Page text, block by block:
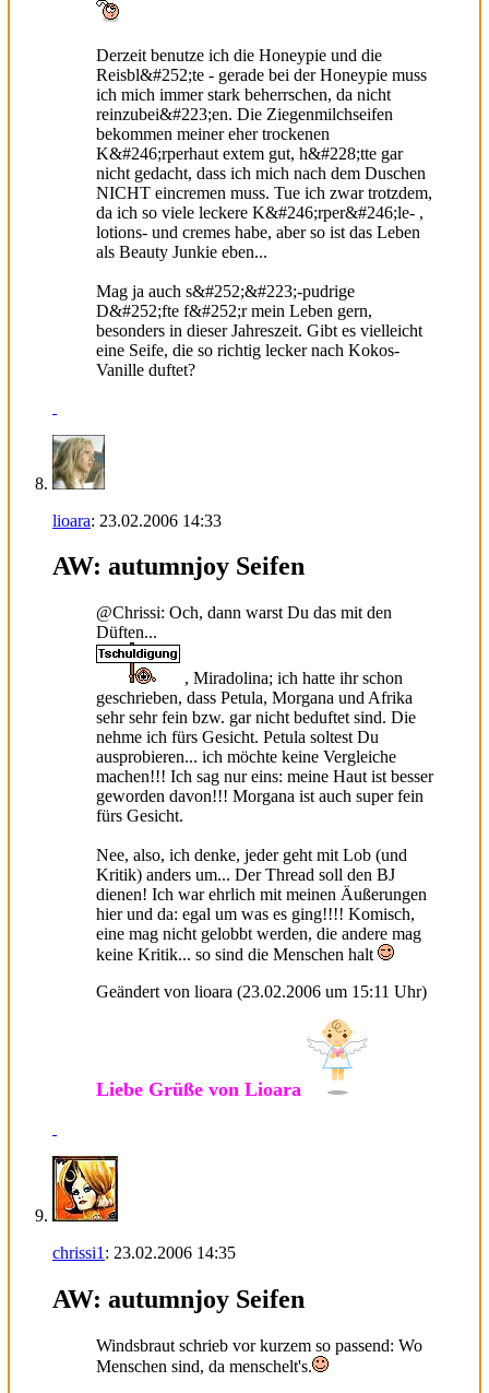
Derzeit benutze ich die Honeypie und die
Reisbl&#252;te - gerade bei der Honeypie muss
ich mich immer stark beherrschen, da nicht
reinzubei&#223;en. Die Ziegenmilchseifen
bekommen meiner eher trockenen
K&#246;rperhaut extem gut, h&#228;tte gar
nicht gedacht, dass ich mich nach dem Duschen
NICHT eincremen muss. Tue ich zwar trotzdem,
da ich so viele leckere K&#246;rper&#246;le- ,
lotions- und cremes habe, aber so ist das Leben
als Beauty Junkie eben...
Mag ja auch s&#252;&#223;-pudrige
D&#252;fte f&#252;r mein Leben gern,
besonders in dieser Jahreszeit. Gibt es vielleicht
eine Seife, die so richtig lecker nach Kokos-
Vanille duftet?
lioara: 23.02.2006 14:33
AW: autumnjoy Seifen
@Chrissi: Och, dann warst Du das mit den
Düften...
, Miradolina; ich hatte ihr schon
geschrieben, dass Petula, Morgana und Afrika
sehr sehr fein bzw. gar nicht beduftet sind. Die
nehme ich fürs Gesicht. Petula soltest Du
ausprobieren... ich möchte keine Vergleiche
machen!!! Ich sag nur eins: meine Haut ist besser
geworden davon!!! Morgana ist auch super fein
fürs Gesicht.
Nee, also, ich denke, jeder geht mit Lob (und
Kritik) anders um... Der Thread soll den BJ
dienen! Ich war ehrlich mit meinen Äußerungen
hier und da: egal um was es ging!!!! Komisch,
eine mag nicht gelobbt werden, die andere mag
keine Kritik... so sind die Menschen halt
Geändert von lioara (23.02.2006 um 15:11 Uhr)
Liebe Grüße von Lioara
chrissi1 : 23.02.2006 14:35
AW: autumnjoy Seifen
Windsbraut schrieb vor kurzem so passend: Wo
Menschen sind, da menschelt's.